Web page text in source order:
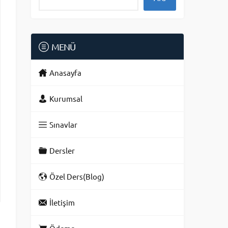
MENÜ
Anasayfa
Kurumsal
Sınavlar
Dersler
Özel Ders(Blog)
İletişim